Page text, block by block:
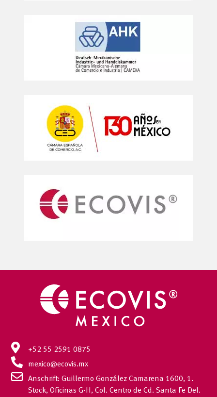
+52 55 2591 0875
mexico@ecovis.mx
Anschrift: Guillermo González Camarena 1600, 1.
Stock, Oficinas G-H, Col. Centro de Cd. Santa Fe Del.